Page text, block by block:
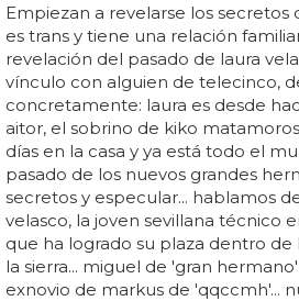
Empiezan a revelarse los secretos
es trans y tiene una relación
revelación del pasado de laura
vínculo con alguien de telecinco,
concretamente: laura es desde
aitor, el sobrino de kiko
días en la casa y ya está todo el
pasado de los nuevos grandes
secretos y especular... hablamos
velasco, la joven sevillana técnico
que ha logrado su plaza dentro de
la sierra... miguel de 'gran
exnovio de markus de 'qqccmh'...